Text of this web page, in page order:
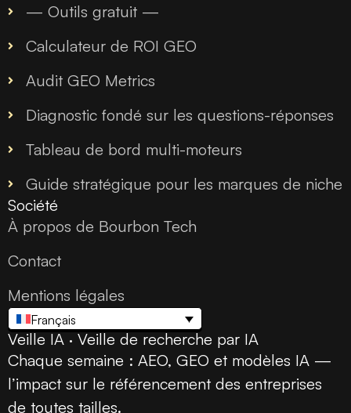
— Outils gratuit —
Calculateur de ROI GEO
Audit GEO Metrics
Diagnostic fondé sur les questions-réponses
Tableau de bord multi-moteurs
Guide stratégique pour les marques de niche
Société
À propos de Bourbon Tech
Contact
Mentions légales
Français
Veille IA · Veille de recherche par IA
Chaque semaine : AEO, GEO et modèles IA —
l’impact sur le référencement des entreprises
de toutes tailles.